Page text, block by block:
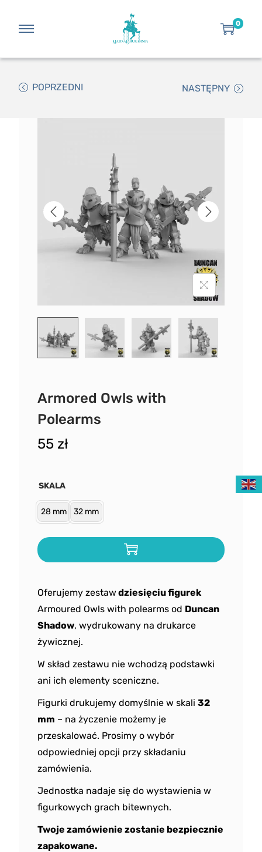
0
POPRZEDNI NASTĘPNY
Armored Owls with
Polearms
55 zł
Oferujemy zestawdziesięciu figurek
Armoured Owls with polearms od Duncan
Shadow, wydrukowany na drukarce
żywicznej.
W skład zestawu nie wchodzą podstawki
ani ich elementy sceniczne.
Figurki drukujemy domyślnie w skali 32
mm – na życzenie możemy je
przeskalować. Prosimy o wybór
odpowiedniej opcji przy składaniu
zamówienia.
Jednostka nadaje się do wystawienia w
figurkowych grach bitewnych.
Twoje zamówienie zostanie bezpiecznie
zapakowane.
SKALA
28 mm 32 mm